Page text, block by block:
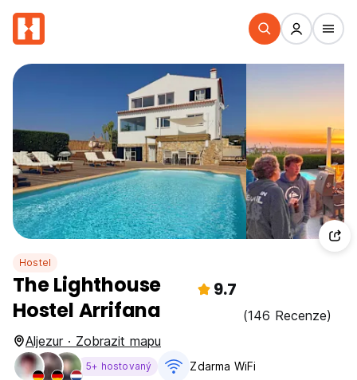
Hostel
The Lighthouse
Hostel Arrifana
9.7
(146 Recenze)
Aljezur · Zobrazit mapu
5+ hostovaný Zdarma WiFi